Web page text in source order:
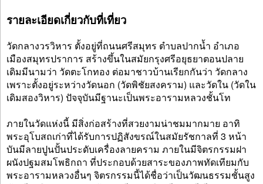
รายละเอียดเกี่ยวกับที่เที่ยว
วัดกลางวรวิหาร ตั้งอยู่ที่ถนนศรีสมุทร ตำบลปากน้ำ อำเภอ
เมืองสมุทรปราการ สร้างขึ้นในสมัยกรุงศรีอยุธยาตอนปลาย
เดิมมีนามว่า วัดตะโกทอง ต่อมาชาวบ้านเรียกกันว่า วัดกลาง
เพราะตั้งอยู่ระหว่างวัดนอก (วัดพิชัยสงคราม) และวัดใน (วัดใน
เดิมสองวิหาร) ปัจจุบันมีฐานะเป็นพระอารามหลวงชั้นโท
ภายในวัดแห่งนี้ มีสิ่งก่อสร้างที่สวยงามน่าชมมากมาย อาทิ
พระอุโบสถเก่าที่ได้รับการปฏิสังขรณ์ในสมัยรัชกาลที่ 3 หน้า
บันมีลายปูนปั้นประดับเครื่องลายคราม ภายในมีจิตรกรรมฝา
ผนังปฐมสมโพธิกถา ที่ประกอบด้วยสาระของภาพทัดเทียมกับ
พระอารามหลวงอื่นๆ จิตรกรรมนี้ได้ชื่อว่าเป็นวัฒนธรรมชั้นสูง